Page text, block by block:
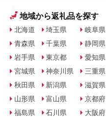
地域から返礼品を探す
北海道
青森県
岩手県
宮城県
秋田県
山形県
福島県
埼玉県
千葉県
東京都
神奈川県
新潟県
富山県
石川県
岐阜県
静岡県
愛知県
三重県
滋賀県
京都府
大阪府